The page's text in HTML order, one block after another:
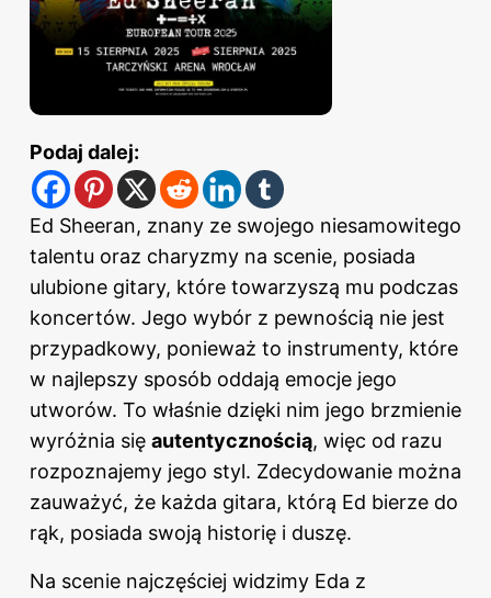
Podaj dalej:
Ed Sheeran, znany ze swojego niesamowitego
talentu oraz charyzmy na scenie, posiada
ulubione gitary, które towarzyszą mu podczas
koncertów. Jego wybór z pewnością nie jest
przypadkowy, ponieważ to instrumenty, które
w najlepszy sposób oddają emocje jego
utworów. To właśnie dzięki nim jego brzmienie
wyróżnia się autentycznością, więc od razu
rozpoznajemy jego styl. Zdecydowanie można
zauważyć, że każda gitara, którą Ed bierze do
rąk, posiada swoją historię i duszę.
Na scenie najczęściej widzimy Eda z